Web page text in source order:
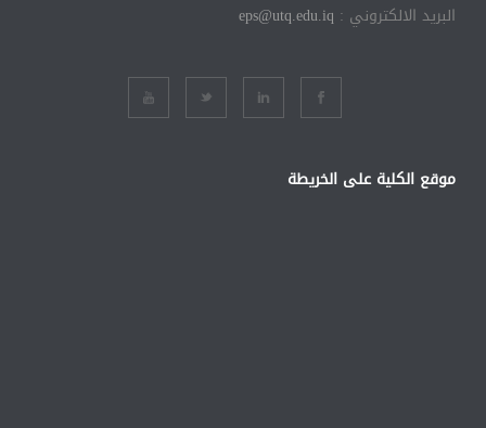
البريد الالكتروني :eps@utq.edu.iq
موقع الكلية على الخريطة